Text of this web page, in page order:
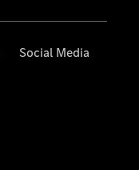
Social Media